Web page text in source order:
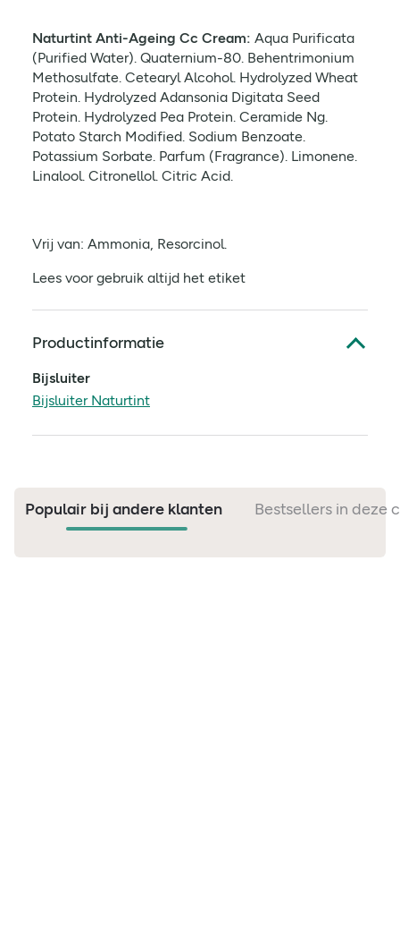
Naturtint Anti-Ageing Cc Cream: Aqua Purificata
(Purified Water). Quaternium-80. Behentrimonium
Methosulfate. Cetearyl Alcohol. Hydrolyzed Wheat
Protein. Hydrolyzed Adansonia Digitata Seed
Protein. Hydrolyzed Pea Protein. Ceramide Ng.
Potato Starch Modified. Sodium Benzoate.
Potassium Sorbate. Parfum (Fragrance). Limonene.
Linalool. Citronellol. Citric Acid.
Vrij van: Ammonia, Resorcinol.
Lees voor gebruik altijd het etiket
Productinformatie
Bijsluiter
Bijsluiter Naturtint
Populair bij andere klanten Bestsellers in deze